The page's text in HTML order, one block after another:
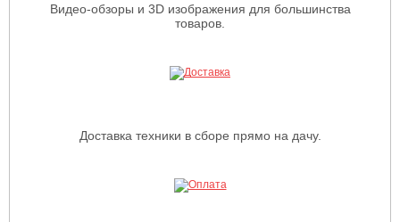
Видео-обзоры и 3D изображения для большинства
товаров.
Доставка техники в сборе прямо на дачу.